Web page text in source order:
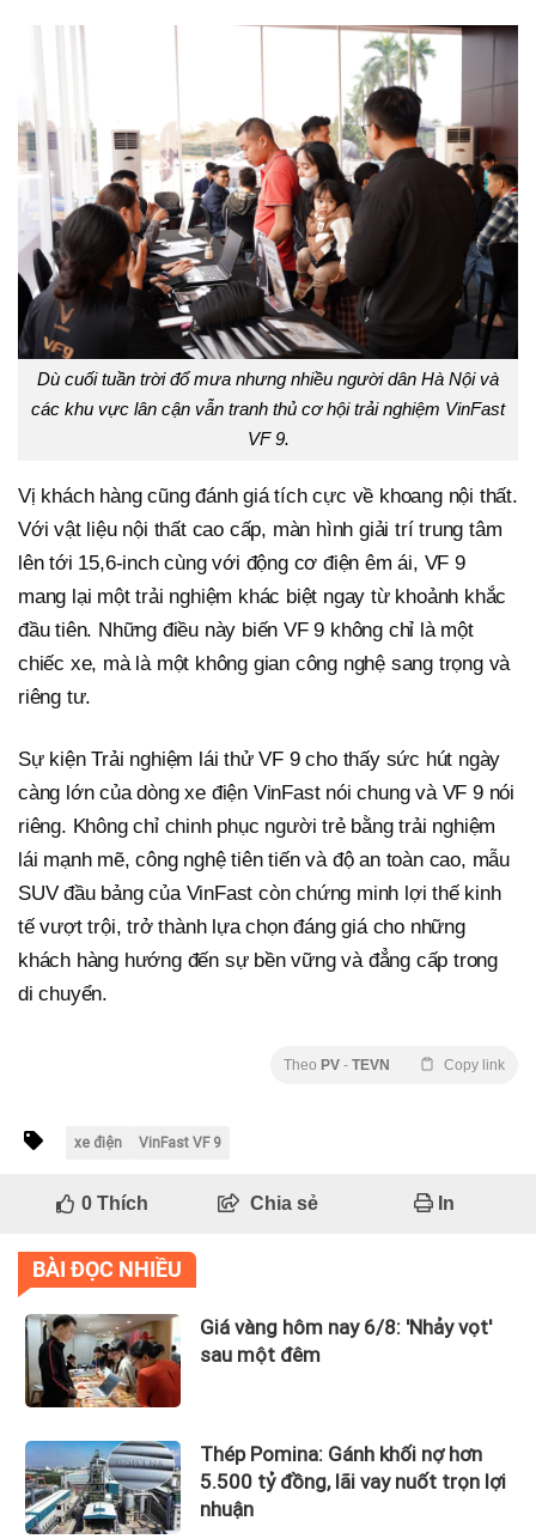
Dù cuối tuần trời đổ mưa nhưng nhiều người dân Hà Nội và
các khu vực lân cận vẫn tranh thủ cơ hội trải nghiệm VinFast
VF 9.
Vị khách hàng cũng đánh giá tích cực về khoang nội thất.
Với vật liệu nội thất cao cấp, màn hình giải trí trung tâm
lên tới 15,6-inch cùng với động cơ điện êm ái, VF 9
mang lại một trải nghiệm khác biệt ngay từ khoảnh khắc
đầu tiên. Những điều này biến VF 9 không chỉ là một
chiếc xe, mà là một không gian công nghệ sang trọng và
riêng tư.
Sự kiện Trải nghiệm lái thử VF 9 cho thấy sức hút ngày
càng lớn của dòng xe điện VinFast nói chung và VF 9 nói
riêng. Không chỉ chinh phục người trẻ bằng trải nghiệm
lái mạnh mẽ, công nghệ tiên tiến và độ an toàn cao, mẫu
SUV đầu bảng của VinFast còn chứng minh lợi thế kinh
tế vượt trội, trở thành lựa chọn đáng giá cho những
khách hàng hướng đến sự bền vững và đẳng cấp trong
di chuyển.
Theo PV - TEVN Copy link
xe điện VinFast VF 9
0Thích Chia sẻ In
BÀI ĐỌC NHIỀU
Giá vàng hôm nay 6/8: 'Nhảy vọt'
sau một đêm
Thép Pomina: Gánh khối nợ hơn
5.500 tỷ đồng, lãi vay nuốt trọn lợi
nhuận